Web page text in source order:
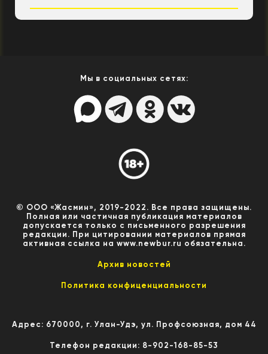
Мы в социальных сетях:
© ООО «Жасмин», 2019-2022. Все права защищены.
Полная или частичная публикация материалов
допускается только с письменного разрешения
редакции. При цитировании материалов прямая
активная ссылка на www.newbur.ru обязательна.
Архив новостей
Политика конфиценциальности
Адрес: 670000, г. Улан-Удэ, ул. Профсоюзная, дом 44
Телефон редакции: 8-902-168-85-53